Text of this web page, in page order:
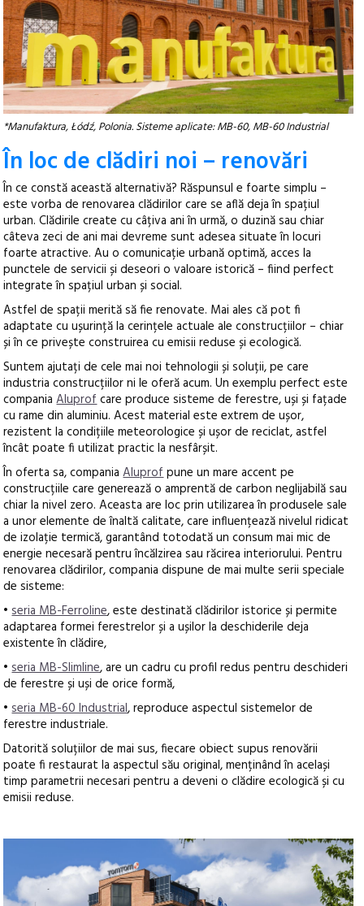
*Manufaktura, Łódź, Polonia. Sisteme aplicate: MB-60, MB-60 Industrial
În loc de clădiri noi – renovări
În ce constă această alternativă? Răspunsul e foarte simplu –
este vorba de renovarea clădirilor care se află deja în spațiul
urban. Clădirile create cu câțiva ani în urmă, o duzină sau chiar
câteva zeci de ani mai devreme sunt adesea situate în locuri
foarte atractive. Au o comunicație urbană optimă, acces la
punctele de servicii și deseori o valoare istorică – fiind perfect
integrate în spațiul urban și social.
Astfel de spații merită să fie renovate. Mai ales că pot fi
adaptate cu ușurință la cerințele actuale ale construcțiilor – chiar
și în ce privește construirea cu emisii reduse și ecologică.
Suntem ajutați de cele mai noi tehnologii și soluții, pe care
industria construcțiilor ni le oferă acum. Un exemplu perfect este
companiaAluprofcare produce sisteme de ferestre, uși și fațade
cu rame din aluminiu. Acest material este extrem de ușor,
rezistent la condițiile meteorologice și ușor de reciclat, astfel
încât poate fi utilizat practic la nesfârșit.
În oferta sa, companiaAluprofpune un mare accent pe
construcțiile care generează o amprentă de carbon neglijabilă sau
chiar la nivel zero. Aceasta are loc prin utilizarea în produsele sale
a unor elemente de înaltă calitate, care influențează nivelul ridicat
de izolație termică, garantând totodată un consum mai mic de
energie necesară pentru încălzirea sau răcirea interiorului. Pentru
renovarea clădirilor, compania dispune de mai multe serii speciale
de sisteme:
•seria MB-Ferroline, este destinată clădirilor istorice și permite
adaptarea formei ferestrelor și a ușilor la deschiderile deja
existente în clădire,
•seria MB-Slimline, are un cadru cu profil redus pentru deschideri
de ferestre și uși de orice formă,
•seria MB-60 Industrial, reproduce aspectul sistemelor de
ferestre industriale.
Datorită soluțiilor de mai sus, fiecare obiect supus renovării
poate fi restaurat la aspectul său original, menținând în același
timp parametrii necesari pentru a deveni o clădire ecologică și cu
emisii reduse.